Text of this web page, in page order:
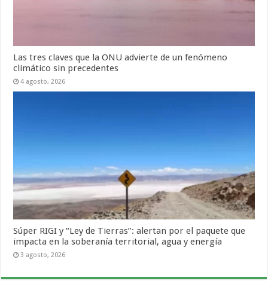
Las tres claves que la ONU advierte de un fenómeno
climático sin precedentes
4 agosto, 2026
Súper RIGI y “Ley de Tierras”: alertan por el paquete que
impacta en la soberanía territorial, agua y energía
3 agosto, 2026